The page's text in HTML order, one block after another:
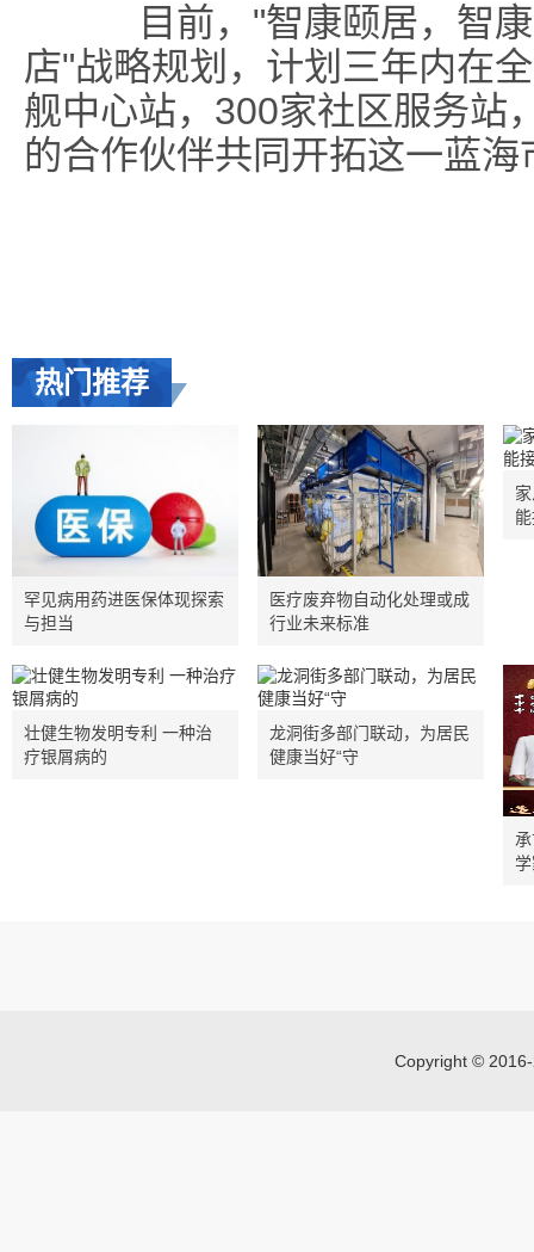
目前，"智康颐居，智康
店"战略规划，计划三年内在
舰中心站，300家社区服务站
的合作伙伴共同开拓这一蓝海
热门推荐
罕见病用药进医保体现探索
与担当
医疗废弃物自动化处理或成
行业未来标准
壮健生物发明专利 一种治
疗银屑病的
龙洞街多部门联动，为居民
健康当好“守
Copyright ©